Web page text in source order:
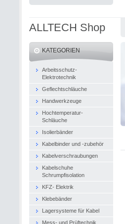
ALLTECH Shop
KATEGORIEN
Arbeitsschutz-
Elektrotechnik
Geflechtschläuche
Handwerkzeuge
Hochtemperatur-
Schläuche
Isolierbänder
Kabelbinder und -zubehör
Kabelverschraubungen
Kabelschuhe
Schrumpfisolation
KFZ- Elektrik
Klebebänder
Lagersysteme für Kabel
Mess- und Prüftechnik